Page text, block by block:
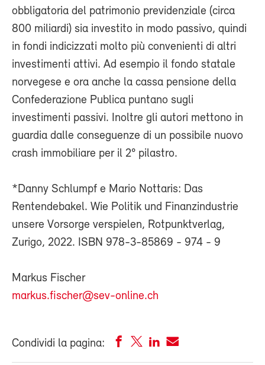
obbligatoria del patrimonio previdenziale (circa
800 miliardi) sia investito in modo passivo, quindi
in fondi indicizzati molto più convenienti di altri
investimenti attivi. Ad esempio il fondo statale
norvegese e ora anche la cassa pensione della
Confederazione Publica puntano sugli
investimenti passivi. Inoltre gli autori mettono in
guardia dalle conseguenze di un possibile nuovo
crash immobiliare per il 2° pilastro.
*Danny Schlumpf e Mario Nottaris: Das
Rentendebakel. Wie Politik und Finanzindustrie
unsere Vorsorge verspielen, Rotpunktverlag,
Zurigo, 2022. ISBN 978-3-85869 - 974 - 9
Markus Fischer
markus.fischer@sev-online.ch
Condividi la pagina: